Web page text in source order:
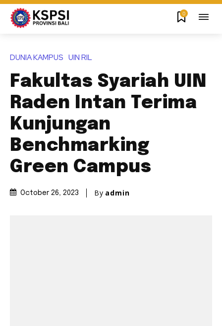
0
DUNIA KAMPUS UIN RIL
Fakultas Syariah UIN
Raden Intan Terima
Kunjungan
Benchmarking
Green Campus
October 26, 2023 By admin